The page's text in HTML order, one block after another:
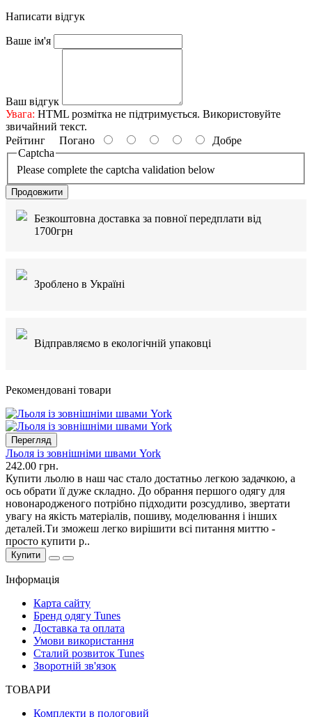
Написати відгук
Ваше ім'я
Ваш відгук
Увага: HTML розмітка не підтримується. Використовуйте
звичайний текст.
Рейтинг Погано
Добре
Captcha
Please complete the captcha validation below
Продовжити
Безкоштовна доставка за повної передплати від
1700грн
Зроблено в Україні
Відправляємо в екологічній упаковці
Рекомендовані товари
Перегляд
Льоля із зовнішніми швами York
242.00 грн.
Купити льолю в наш час стало достатньо легкою задачкою, а
ось обрати її дуже складно. До обрання першого одягу для
новонародженого потрібно підходити розсудливо, звертати
увагу на якість матеріалів, пошиву, моделювання і інших
деталей.Ти зможеш легко вирішити всі питання миттю -
просто купити р..
Купити
Інформація
Карта сайту
Бренд одягу Tunes
Доставка та оплата
Умови використання
Сталий розвиток Tunes
Зворотній зв'язок
ТОВАРИ
Комплекти в пологовий